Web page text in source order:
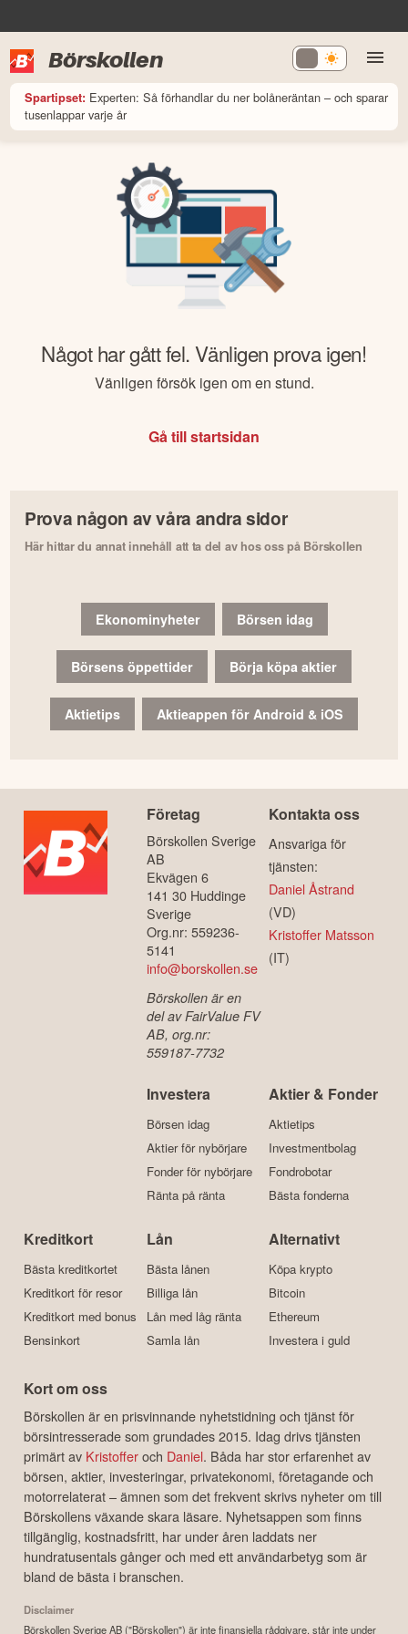
Börskollen
Spartipset: Experten: Så förhandlar du ner bolåneräntan – och sparar
tusenlappar varje år
Något har gått fel. Vänligen prova igen!
Vänligen försök igen om en stund.
Gå till startsidan
Prova någon av våra andra sidor
Här hittar du annat innehåll att ta del av hos oss på Börskollen
Ekonominyheter Börsen idag
Börsens öppettider Börja köpa aktier
Aktietips Aktieappen för Android & iOS
Företag
Börskollen Sverige
AB
Ekvägen 6
141 30 Huddinge
Sverige
Org.nr: 559236-
5141
info@borskollen.se
Börskollen är en
del av FairValue FV
AB, org.nr:
559187-7732
Kontakta oss
Ansvariga för
tjänsten:
Daniel Åstrand
(VD)
Kristoffer Matsson
(IT)
Investera
Börsen idag
Aktier för nybörjare
Fonder för nybörjare
Ränta på ränta
Aktier & Fonder
Aktietips
Investmentbolag
Fondrobotar
Bästa fonderna
Kreditkort
Bästa kreditkortet
Kreditkort för resor
Kreditkort med bonus
Bensinkort
Lån
Bästa lånen
Billiga lån
Lån med låg ränta
Samla lån
Alternativt
Köpa krypto
Bitcoin
Ethereum
Investera i guld
Kort om oss
Börskollen är en prisvinnande nyhetstidning och tjänst för
börsintresserade som grundades 2015. Idag drivs tjänsten
primärt av Kristofferoch Daniel. Båda har stor erfarenhet av
börsen, aktier, investeringar, privatekonomi, företagande och
motorrelaterat – ämnen som det frekvent skrivs nyheter om till
Börskollens växande skara läsare. Nyhetsappen som finns
tillgänglig, kostnadsfritt, har under åren laddats ner
hundratusentals gånger och med ett användarbetyg som är
bland de bästa i branschen.
Disclaimer
Börskollen Sverige AB ("Börskollen") är inte finansiella rådgivare, står inte under